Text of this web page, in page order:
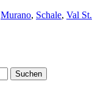
Murano, Schale, Val St.